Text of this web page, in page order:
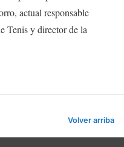
actual responsable
Tenis y director de la
Volver arriba